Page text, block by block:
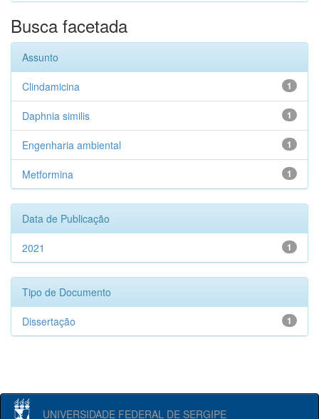
Busca facetada
Assunto
1
Clindamicina
1
Daphnia similis
1
Engenharia ambiental
1
Metformina
Data de Publicação
1
2021
Tipo de Documento
1
Dissertação
UNIVERSIDADE FEDERAL DE SERGIPE